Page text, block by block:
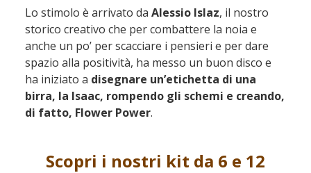
Lo stimolo è arrivato da Alessio Islaz, il nostro
storico creativo che per combattere la noia e
anche un po’ per scacciare i pensieri e per dare
spazio alla positività, ha messo un buon disco e
ha iniziato a disegnare un’etichetta di una
birra, la Isaac, rompendo gli schemi e creando,
di fatto, Flower Power.
Scopri i nostri kit da 6 e 12